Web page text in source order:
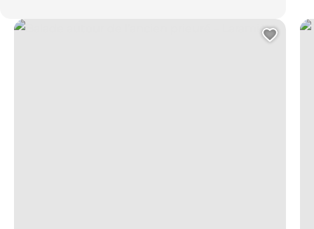
Balade autour de l’ancien prieuré – Laramière